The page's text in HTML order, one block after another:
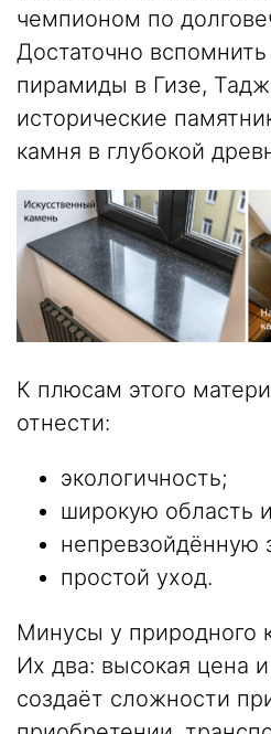
чемпионом по
Достаточно
пирамиды в Гизе,
исторические
камня в глубокой
К плюсам этого
отнести:
экологичность;
широкую область
непревзойдённую
простой уход.
Минусы у природного
Их два: высокая цена
создаёт сложности